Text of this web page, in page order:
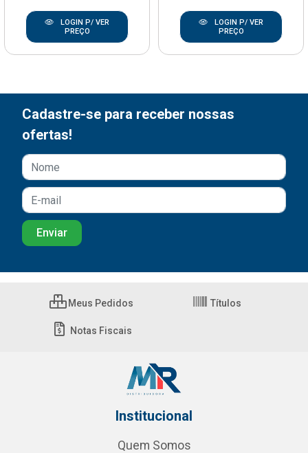
LOGIN P/ VER
PREÇO
LOGIN P/ VER
PREÇO
Cadastre-se para receber nossas
ofertas!
Meus Pedidos Títulos
Notas Fiscais
Institucional
Quem Somos